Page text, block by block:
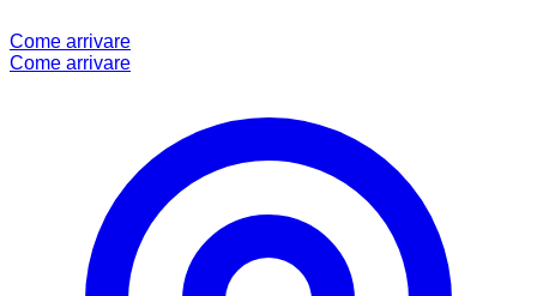
Come arrivare
Come arrivare